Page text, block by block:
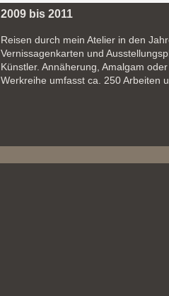
2009 bis 2011
Reisen durch mein Atelier in den
Vernissagenkarten und
Künstler. Annäherung, Amalgam
Werkreihe umfasst ca. 250 Arbeiten